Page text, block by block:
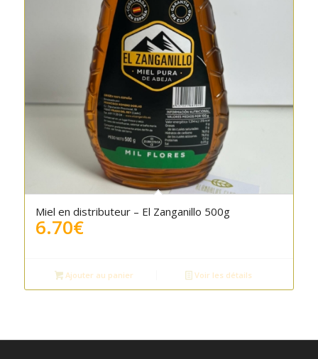
Miel en distributeur – El Zanganillo 500g
6.70€
Ajouter au panier Voir les détails